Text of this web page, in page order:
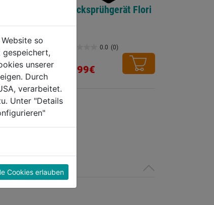
Prima
(0)
Drucksprühgerät Flori
0.0 (0)
38,99€
so
gespeichert,
unserer
Durch
verarbeitet.
Unter "Details
Cookies erlauben